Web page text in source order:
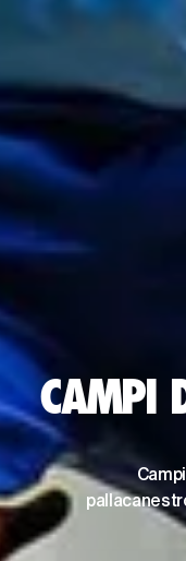
CAMPI